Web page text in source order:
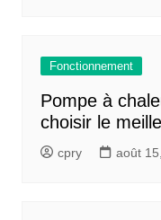
Fonctionnement
Pompe à
choisir le
cpry août